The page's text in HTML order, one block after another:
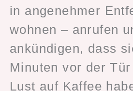
in angenehmer
wohnen – anrufen
ankündigen, dass
Minuten vor der
Lust auf Kaffee